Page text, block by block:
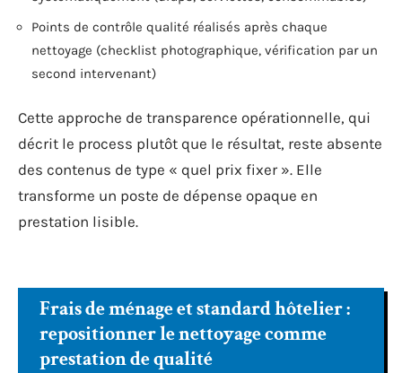
Points de contrôle qualité réalisés après chaque
nettoyage (checklist photographique, vérification par un
second intervenant)
Cette approche de transparence opérationnelle, qui
décrit le process plutôt que le résultat, reste absente
des contenus de type « quel prix fixer ». Elle
transforme un poste de dépense opaque en
prestation lisible.
Frais de ménage et standard hôtelier :
repositionner le nettoyage comme
prestation de qualité